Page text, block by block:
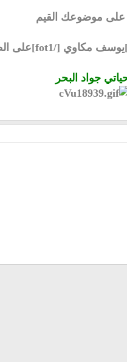
موضوعك القيم
جواد البحر